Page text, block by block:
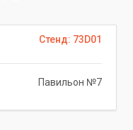
Стенд: 73D01
Павильон №7